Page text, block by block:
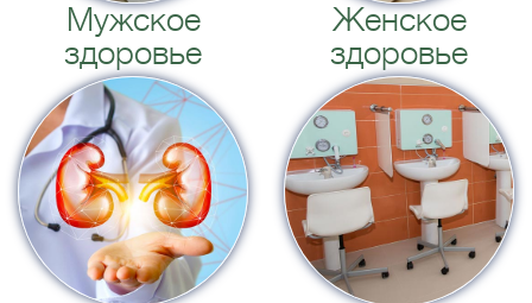
Мужское
здоровье
Женское
здоровье